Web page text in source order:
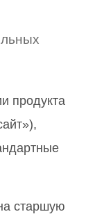
продукта
старшую